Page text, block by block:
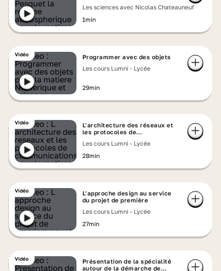
Les sciences avec Nicolas Chateauneuf
1min
Vidéo
Programmer avec des objets
Les cours Lumni - Lycée
29min
Vidéo
L'architecture des réseaux et
les protocoles de
Les cours Lumni - Lycée
28min
Vidéo
L'approche design au service
du projet de première
Les cours Lumni - Lycée
27min
Vidéo
Présentation de la spécialité
autour de la démarche de